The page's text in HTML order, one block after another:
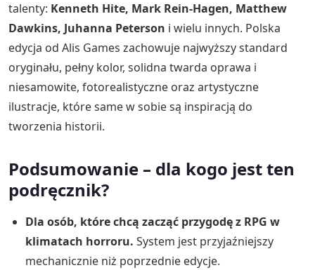
talenty: Kenneth Hite, Mark Rein-Hagen, Matthew
Dawkins, Juhanna Peterson i wielu innych. Polska
edycja od Alis Games zachowuje najwyższy standard
oryginału, pełny kolor, solidna twarda oprawa i
niesamowite, fotorealistyczne oraz artystyczne
ilustracje, które same w sobie są inspiracją do
tworzenia historii.
Podsumowanie – dla kogo jest ten
podręcznik?
Dla osób, które chcą zacząć przygodę z RPG w
klimatach horroru. System jest przyjaźniejszy
mechanicznie niż poprzednie edycje.